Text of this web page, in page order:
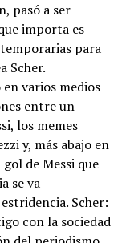
pasó a ser
importa es
para
Scher.
varios medios
entre un
los memes
y, más abajo en
de Messi que
se va
Scher:
con la sociedad